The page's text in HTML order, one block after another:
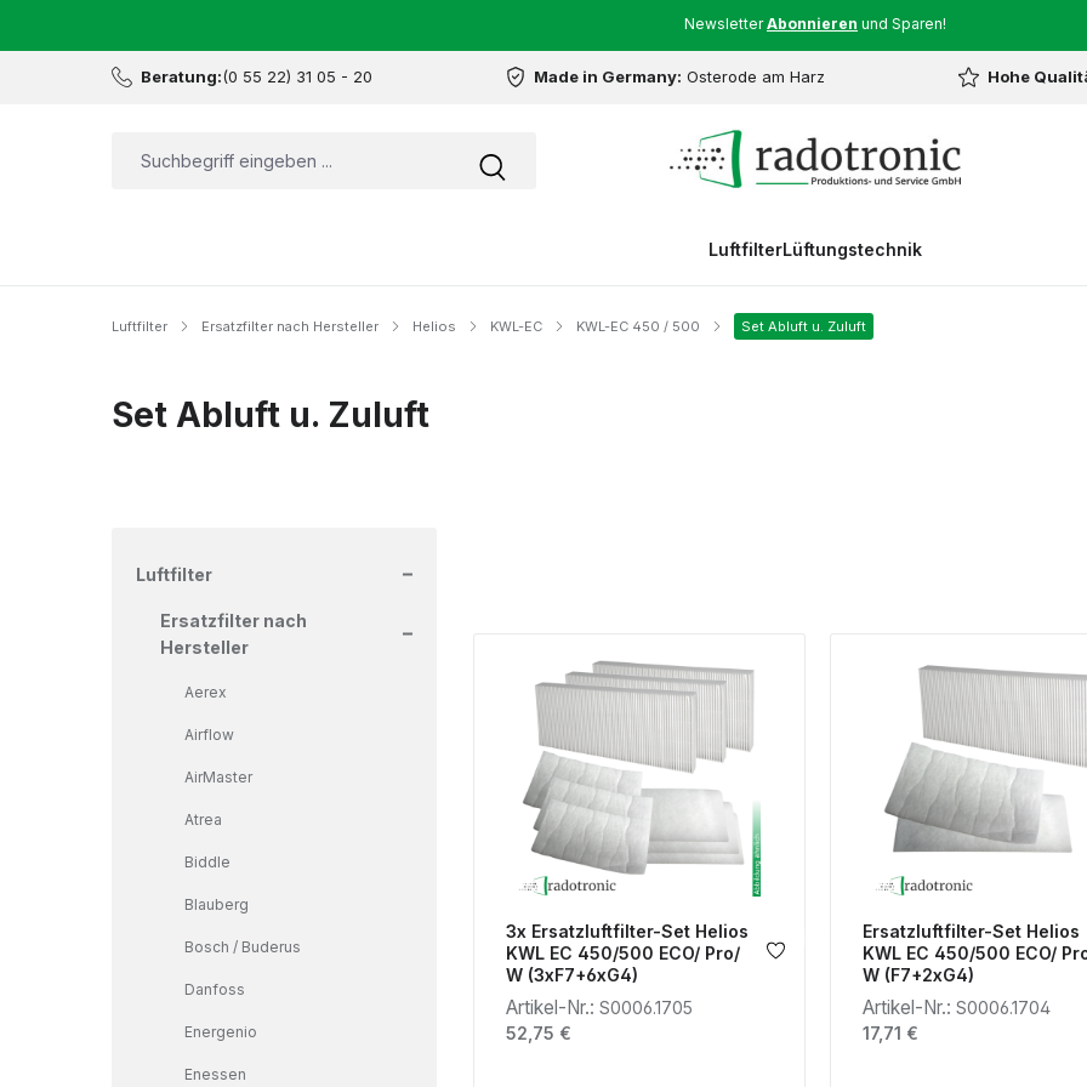
NewsletterAbonnieren und Sparen!
Beratung:(0 55 22) 31 05 - 20 Made in Germany: Osterode am Harz Hohe
LuftfilterLüftungstechnik
Luftfilter Ersatzfilter nach Hersteller Helios KWL-EC KWL-EC 450 / 500 Set Abluft u. Zuluft
Set Abluft u. Zuluft
Luftfilter
Ersatzfilter nach
Hersteller
Aerex
Airflow
AirMaster
Atrea
Biddle
Blauberg
Bosch / Buderus
Danfoss
Energenio
Enessen
3x Ersatzluftfilter-Set Helios
KWL EC 450/500 ECO/ Pro/
W (3xF7+6xG4)
Artikel-Nr.: S0006.1705
Regulärer Preis:
52,75 €
Ersatzluftfilter-Set Helios
KWL EC 450/500 ECO/
W (F7+2xG4)
Artikel-Nr.: S0006.1704
Regulärer Preis:
17,71 €